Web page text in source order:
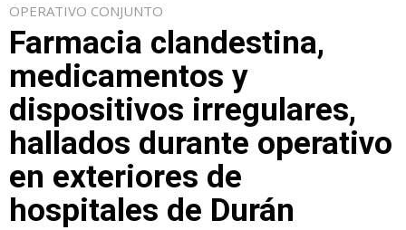
OPERATIVO CONJUNTO
Farmacia clandestina,
medicamentos y
dispositivos irregulares,
hallados durante operativo
en exteriores de
hospitales de Durán